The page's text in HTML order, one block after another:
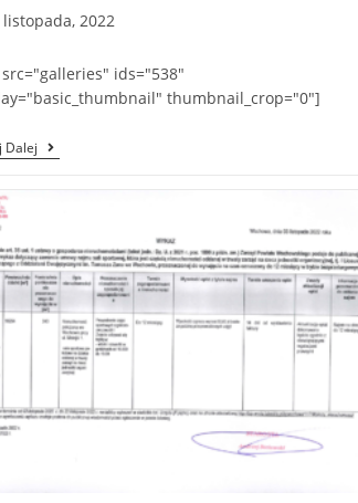
listopada, 2022
ids="538"
thumbnail_crop="0"]
Dalej